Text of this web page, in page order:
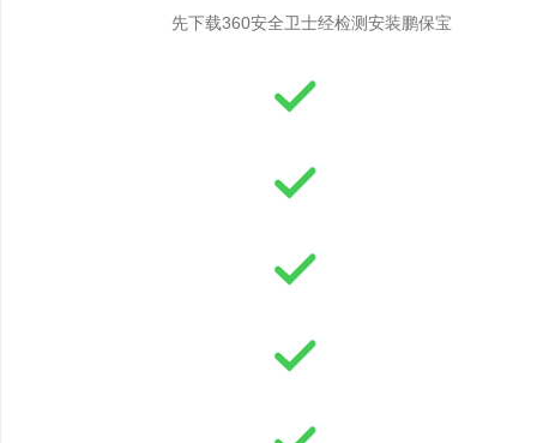
先下载360安全卫士经检测安装鹏保宝